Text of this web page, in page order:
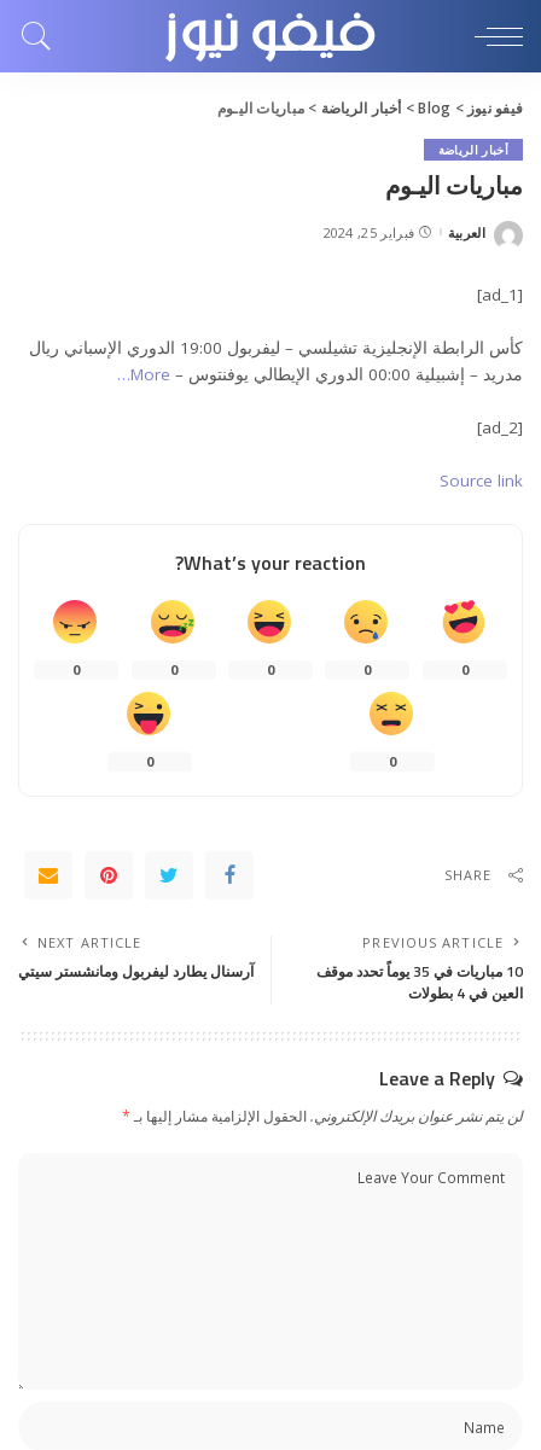
فيفو نيوز >
Blog
> أخبار الرياضة > مباريات اليـوم
أخبار الرياضة
مباريات اليـوم
Posted
العربية فبراير 25, 2024
[ad_1]
كأس الرابطة الإنجليزية تشيلسي – ليفربول 19:00 الدوري الإسباني ريال
مدريد – إشبيلية 00:00 الدوري الإيطالي يوفنتوس –
More…
[ad_2]
Source link
What’s your reaction?
0
0
0
0
0
0
0
SHARE
PREVIOUS ARTICLE
10 مباريات في 35 يوماً تحدد موقف
العين في 4 بطولات
NEXT ARTICLE
آرسنال يطارد ليفربول ومانشستر سيتي
Leave a Reply
لن يتم نشر عنوان بريدك الإلكتروني.الحقول الإلزامية مشار إليها بـ*